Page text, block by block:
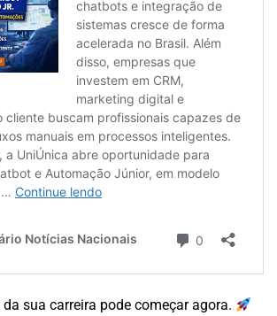
sua carreira pode começar agora.